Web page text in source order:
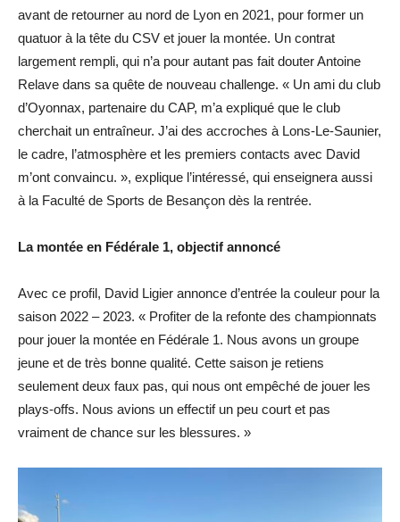
avant de retourner au nord de Lyon en 2021, pour former un
quatuor à la tête du CSV et jouer la montée. Un contrat
largement rempli, qui n’a pour autant pas fait douter Antoine
Relave dans sa quête de nouveau challenge. « Un ami du club
d’Oyonnax, partenaire du CAP, m’a expliqué que le club
cherchait un entraîneur. J’ai des accroches à Lons-Le-Saunier,
le cadre, l’atmosphère et les premiers contacts avec David
m’ont convaincu. », explique l’intéressé, qui enseignera aussi
à la Faculté de Sports de Besançon dès la rentrée.
La montée en Fédérale 1, objectif annoncé
Avec ce profil, David Ligier annonce d’entrée la couleur pour la
saison 2022 – 2023. « Profiter de la refonte des championnats
pour jouer la montée en Fédérale 1. Nous avons un groupe
jeune et de très bonne qualité. Cette saison je retiens
seulement deux faux pas, qui nous ont empêché de jouer les
plays-offs. Nous avions un effectif un peu court et pas
vraiment de chance sur les blessures. »